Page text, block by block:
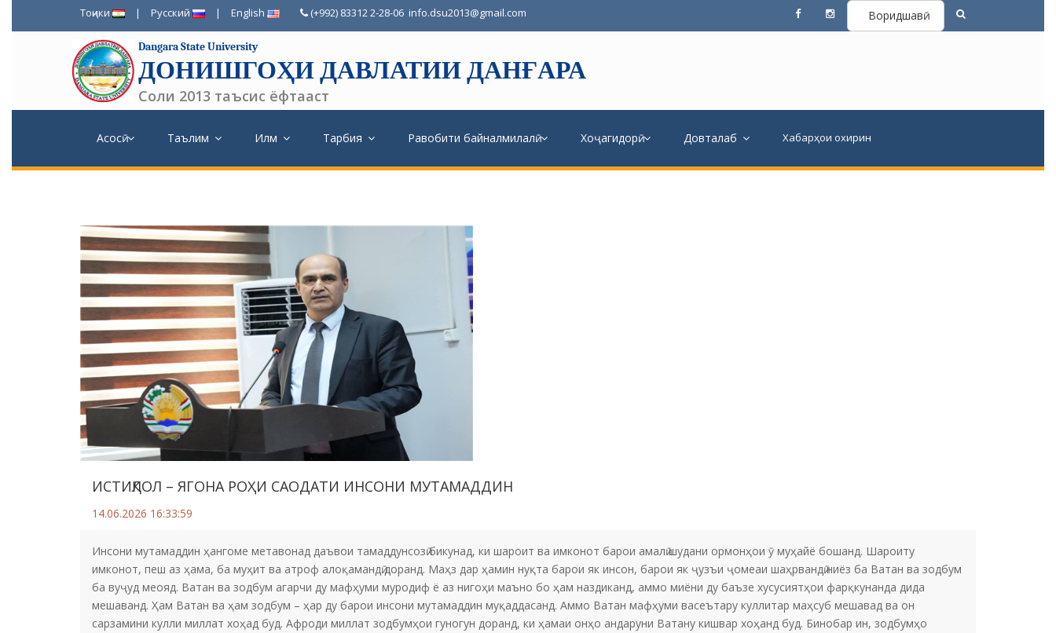
Тоҷики | Русский | English (+992) 83312 2-28-06 info.dsu2013@gmail.com Воридшавӣ
Dangara State University
ДОНИШГОҲИ ДАВЛАТИИ ДАНҒАРА
Соли 2013 таъсис ёфтааст
Асосӣ Таълим Илм Тарбия Равобити байналмилалӣ Хоҷагидорӣ Довталаб Хабарҳои охирин
ИСТИҚЛОЛ – ЯГОНА РОҲИ САОДАТИ ИНСОНИ МУТАМАДДИН
14.06.2026 16:33:59
Инсони мутамаддин ҳангоме метавонад даъвои тамаддунсозӣ бикунад, ки шароит ва имконот барои амалӣ шудани ормонҳои ӯ муҳайё бошанд. Шароиту
имконот, пеш аз ҳама, ба муҳит ва атроф алоқамандӣ доранд. Маҳз дар ҳамин нуқта барои як инсон, барои як ҷузъи ҷомеаи шаҳрвандӣ ниёз ба Ватан ва зодбум
ба вуҷуд меояд. Ватан ва зодбум агарчи ду мафҳуми муродиф ё аз нигоҳи маъно бо ҳам наздиканд, аммо миёни ду баъзе хусусиятҳои фарқкунанда дида
мешаванд. Ҳам Ватан ва ҳам зодбум – ҳар ду барои инсони мутамаддин муқаддасанд. Аммо Ватан мафҳуми васеътару куллитар маҳсуб мешавад ва он
сарзамини кулли миллат хоҳад буд. Афроди миллат зодбумҳои гуногун доранд, ки ҳамаи онҳо андаруни Ватану кишвар хоҳанд буд. Бинобар ин, зодбумҳо